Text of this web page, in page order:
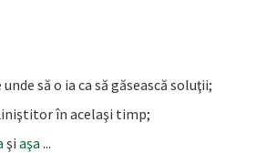
să o ia ca să găsească soluţii;
în acelaşi timp;
şi aşa ...